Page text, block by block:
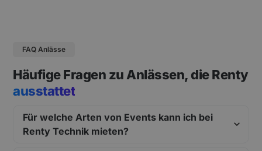
FAQ Anlässe
Häufige Fragen zu Anlässen, die Renty
ausstattet
Für welche Arten von Events kann ich bei
Renty Technik mieten?